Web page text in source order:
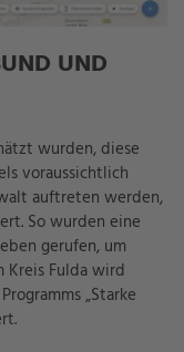
UND
wurden, diese
voraussichtlich
auftreten werden,
So wurden eine
gerufen, um
Kreis Fulda wird
„Starke